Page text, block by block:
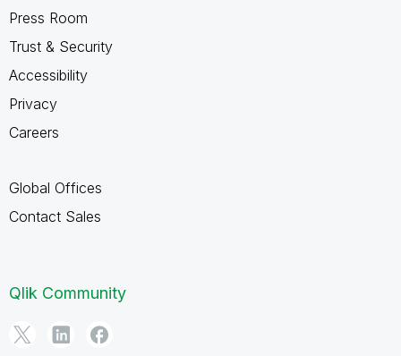
Press Room
Trust & Security
Accessibility
Privacy
Careers
Global Offices
Contact Sales
Qlik Community